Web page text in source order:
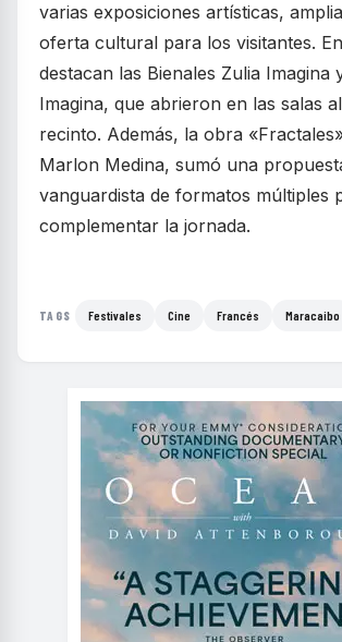
varias exposiciones artísticas,
oferta cultural para los visitantes.
destacan las Bienales Zulia Imagina
Imagina, que abrieron en las salas
recinto. Además, la obra
Marlon Medina, sumó una
vanguardista de formatos múltiples
complementar la jornada.
TAGS Festivales Cine Francés Maracaibo